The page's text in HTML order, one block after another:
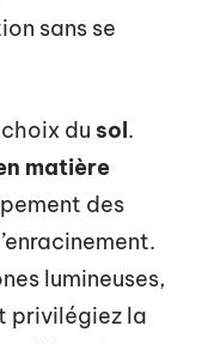
sans se
du sol.
matière
des
lumineuses,
privilégiez la